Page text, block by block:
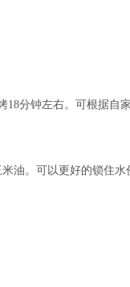
18分钟左右。可根据自
油。可以更好的锁住水